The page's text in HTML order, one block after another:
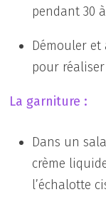
pendant 30
Démouler
pour
La garniture :
Dans un
crème
l’échalotte